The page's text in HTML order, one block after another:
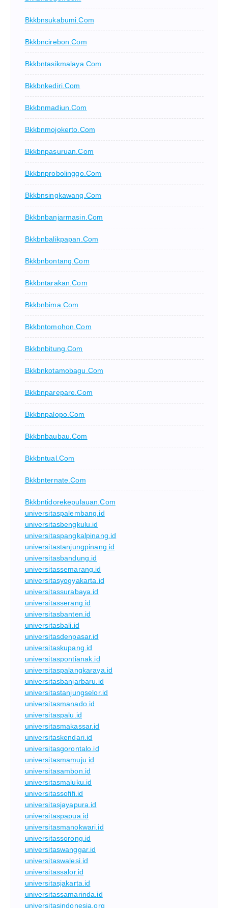
Bkkbnsukabumi.com
Bkkbncirebon.com
Bkkbntasikmalaya.com
Bkkbnkediri.com
Bkkbnmadiun.com
Bkkbnmojokerto.com
Bkkbnpasuruan.com
Bkkbnprobolinggo.com
Bkkbnsingkawang.com
Bkkbnbanjarmasin.com
Bkkbnbalikpapan.com
Bkkbnbontang.com
Bkkbntarakan.com
Bkkbnbima.com
Bkkbntomohon.com
Bkkbnbitung.com
Bkkbnkotamobagu.com
Bkkbnparepare.com
Bkkbnpalopo.com
Bkkbnbaubau.com
Bkkbntual.com
Bkkbnternate.com
Bkkbntidorekepulauan.com
universitaspalembang.id
universitasbengkulu.id
universitaspangkalpinang.id
universitastanjungpinang.id
universitasbandung.id
universitassemarang.id
universitasyogyakarta.id
universitassurabaya.id
universitasserang.id
universitasbanten.id
universitasbali.id
universitasdenpasar.id
universitaskupang.id
universitaspontianak.id
universitaspalangkaraya.id
universitasbanjarbaru.id
universitastanjungselor.id
universitasmanado.id
universitaspalu.id
universitasmakassar.id
universitaskendari.id
universitasgorontalo.id
universitasmamuju.id
universitasambon.id
universitasmaluku.id
universitassofifi.id
universitasjayapura.id
universitaspapua.id
universitasmanokwari.id
universitassorong.id
universitaswanggar.id
universitaswalesi.id
universitassalor.id
universitasjakarta.id
universitassamarinda.id
universitasindonesia.org